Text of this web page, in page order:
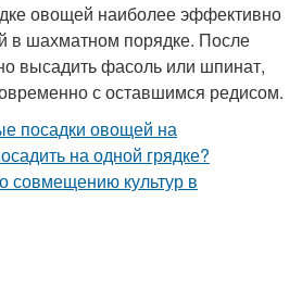
овощей наиболее эффективно
в шахматном порядке. После
высадить фасоль или шпинат,
с оставшимся редисом.